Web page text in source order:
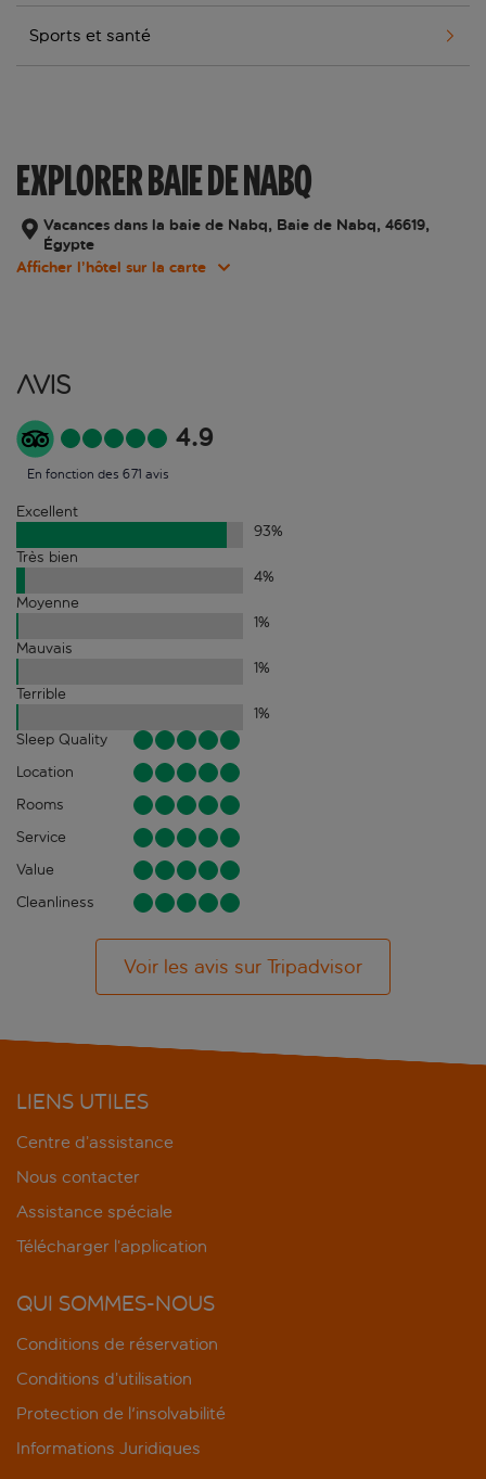
Sports et santé
EXPLORER BAIE DE NABQ
Vacances dans la baie de Nabq, Baie de Nabq, 46619,
Égypte
Afficher l’hôtel sur la carte
Avis
4.9
En fonction des 671 avis
Excellent
93%
Très bien
4%
Moyenne
1%
Mauvais
1%
Terrible
1%
Sleep Quality
Location
Rooms
Service
Value
Cleanliness
Voir les avis sur Tripadvisor
LIENS UTILES
Centre d’assistance
Nous contacter
Assistance spéciale
Télécharger l’application
QUI SOMMES-NOUS
Conditions de réservation
Conditions d’utilisation
Protection de l'insolvabilité
Informations Juridiques